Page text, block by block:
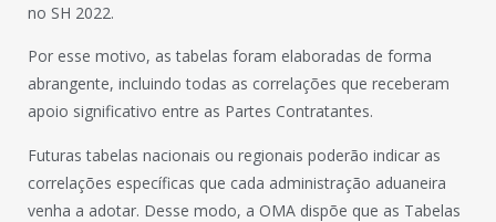
no SH 2022.
Por esse motivo, as tabelas foram elaboradas de forma
abrangente, incluindo todas as correlações que receberam
apoio significativo entre as Partes Contratantes.
Futuras tabelas nacionais ou regionais poderão indicar as
correlações específicas que cada administração aduaneira
venha a adotar. Desse modo, a OMA dispõe que as Tabelas